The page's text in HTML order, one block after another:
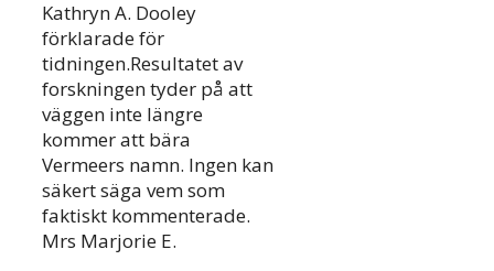
Kathryn A. Dooley
förklarade för
tidningen.Resultatet av
forskningen tyder på att
väggen inte längre
kommer att bära
Vermeers namn. Ingen kan
säkert säga vem som
faktiskt kommenterade.
Mrs Marjorie E.